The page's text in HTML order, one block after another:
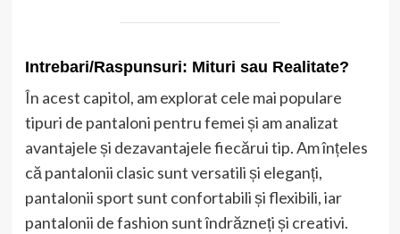
Intrebari/Raspunsuri: Mituri sau Realitate?
În acest capitol, am explorat cele mai populare
tipuri de pantaloni pentru femei și am analizat
avantajele și dezavantajele fiecărui tip. Am înțeles
că pantalonii clasic sunt versatili și eleganți,
pantalonii sport sunt confortabili și flexibili, iar
pantalonii de fashion sunt îndrăzneți și creativi.